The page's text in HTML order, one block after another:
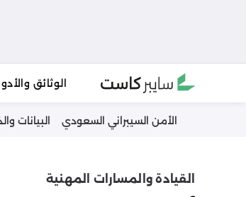
الوثائق
الأمن السيبراني السعودي البيانات
القيادة والمسارات المهنية